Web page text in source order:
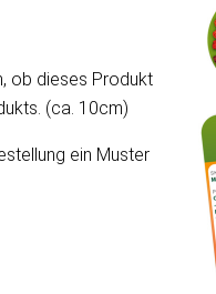
ob dieses Produkt
(ca. 10cm)
ein Muster